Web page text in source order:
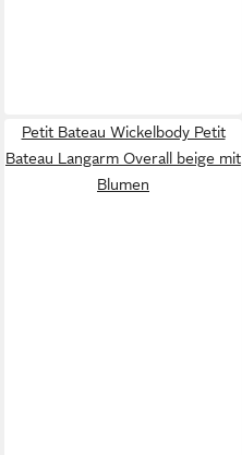
Petit Bateau Wickelbody Petit
Bateau Langarm Overall beige mit
Blumen